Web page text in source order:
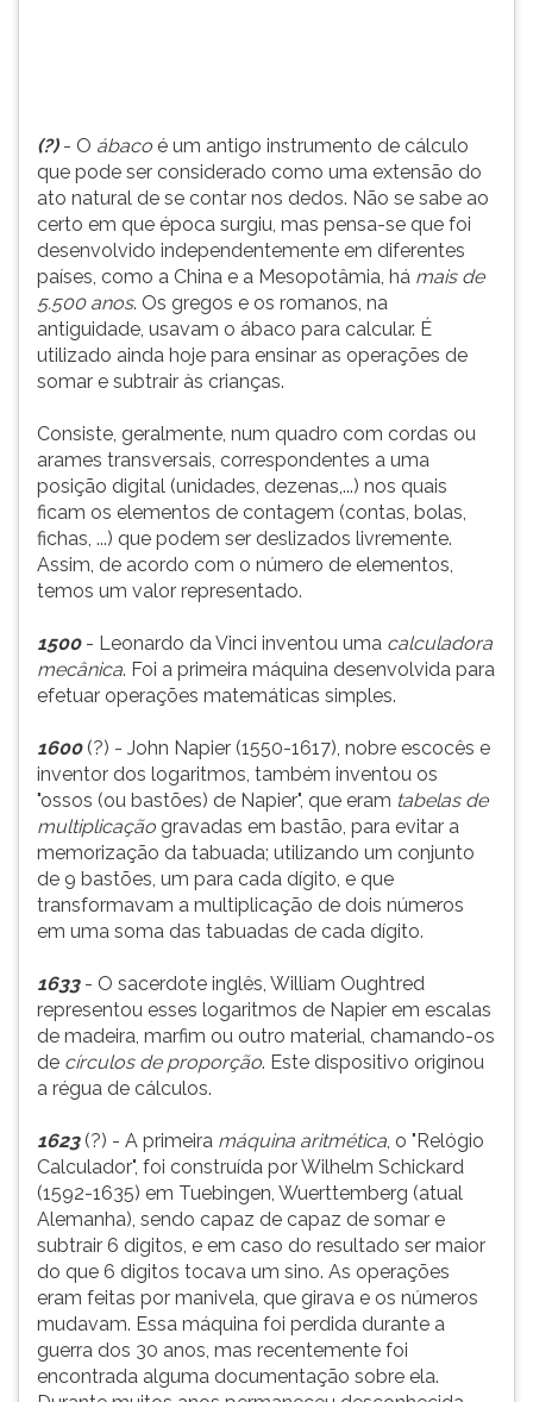
contar
pausar
leitura
pressione
(primeira
tecla
esquerda
continuar
pressione
(primeira
tecla
Para
menu
principal
pressione
tecla
Pressione
para
ouvir
instrução
novamente.
(?)- O ábaco é um antigo instrumento de cálculo
que pode ser considerado como uma extensão do
ato natural de se contar nos dedos. Não se sabe ao
certo em que época surgiu, mas pensa-se que foi
desenvolvido independentemente em diferentes
países, como a China e a Mesopotâmia, há mais de
5.500 anos. Os gregos e os romanos, na
antiguidade, usavam o ábaco para calcular. É
utilizado ainda hoje para ensinar as operações de
somar e subtrair às crianças.
Consiste, geralmente, num quadro com cordas ou
arames transversais, correspondentes a uma
posição digital (unidades, dezenas,...) nos quais
ficam os elementos de contagem (contas, bolas,
fichas, ...) que podem ser deslizados livremente.
Assim, de acordo com o número de elementos,
temos um valor representado.
1500- Leonardo da Vinci inventou uma calculadora
mecânica. Foi a primeira máquina desenvolvida para
efetuar operações matemáticas simples.
1600(?) - John Napier (1550-1617), nobre escocês e
inventor dos logaritmos, também inventou os
"ossos (ou bastões) de Napier", que eram tabelas de
multiplicação gravadas em bastão, para evitar a
memorização da tabuada; utilizando um conjunto
de 9 bastões, um para cada dígito, e que
transformavam a multiplicação de dois números
em uma soma das tabuadas de cada dígito.
1633- O sacerdote inglês, William Oughtred
representou esses logaritmos de Napier em escalas
de madeira, marfim ou outro material, chamando-os
de círculos de proporção. Este dispositivo originou
a régua de cálculos.
1623(?) - A primeira máquina aritmética, o "Relógio
Calculador", foi construída por Wilhelm Schickard
(1592-1635) em Tuebingen, Wuerttemberg (atual
Alemanha), sendo capaz de capaz de somar e
subtrair 6 digitos, e em caso do resultado ser maior
do que 6 digitos tocava um sino. As operações
eram feitas por manivela, que girava e os números
mudavam. Essa máquina foi perdida durante a
guerra dos 30 anos, mas recentemente foi
encontrada alguma documentação sobre ela.